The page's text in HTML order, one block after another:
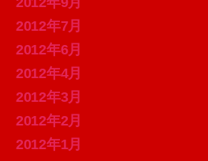
2012年7月
2012年6月
2012年4月
2012年3月
2012年2月
2012年1月